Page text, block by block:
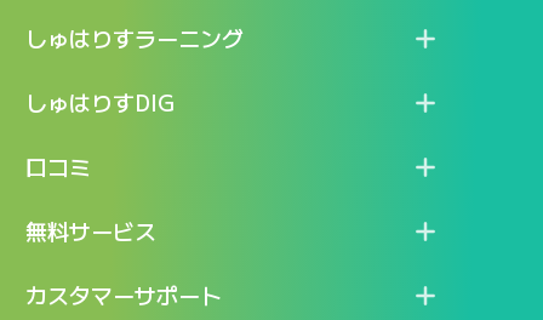
しゅはりすラーニング
特長
料金
新着情報
ログイン
しゅはりすDIG
記事一覧
口コミ
口コミ一覧
無料サービス
LINEで『Iパス ならし学習』
カスタマーサポート